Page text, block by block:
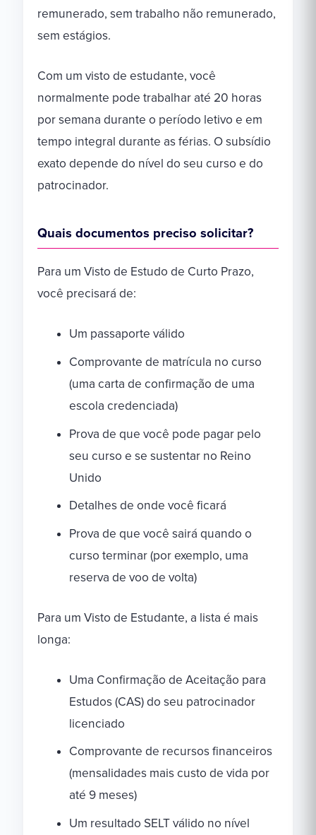
remunerado, sem trabalho não remunerado,
sem estágios.
Com um visto de estudante, você
normalmente pode trabalhar até 20 horas
por semana durante o período letivo e em
tempo integral durante as férias. O subsídio
exato depende do nível do seu curso e do
patrocinador.
Quais documentos preciso solicitar?
Para um Visto de Estudo de Curto Prazo,
você precisará de:
Um passaporte válido
Comprovante de matrícula no curso
(uma carta de confirmação de uma
escola credenciada)
Prova de que você pode pagar pelo
seu curso e se sustentar no Reino
Unido
Detalhes de onde você ficará
Prova de que você sairá quando o
curso terminar (por exemplo, uma
reserva de voo de volta)
Para um Visto de Estudante, a lista é mais
longa:
Uma Confirmação de Aceitação para
Estudos (CAS) do seu patrocinador
licenciado
Comprovante de recursos financeiros
(mensalidades mais custo de vida por
até 9 meses)
Um resultado SELT válido no nível